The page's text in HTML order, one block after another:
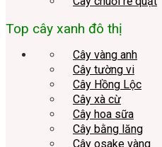
Top cây xanh đô thị
Cây vàng anh
Cây tường vi
Cây Hồng Lộc
Cây xà cừ
Cây hoa sữa
Cây bằng lăng
Cây osake vàng